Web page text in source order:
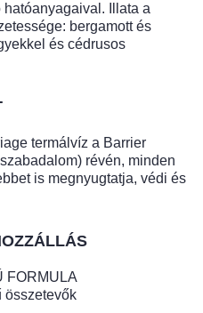
Illata a
bergamott és
és cédrusos
termálvíz a Barrier
révén, minden
is megnyugtatja, védi és
FORMULA
összetevők